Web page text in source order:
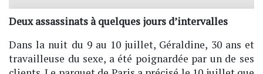
Deux assassinats à quelques jours d’intervalles
Dans la nuit du 9 au 10 juillet, Géraldine, 30 ans et
travailleuse du sexe, a été poignardée par un de ses